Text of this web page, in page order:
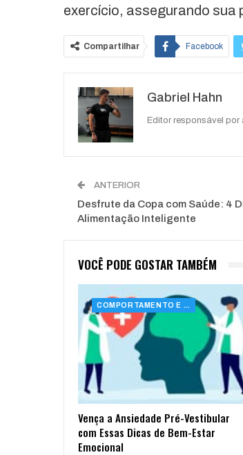
exercício, assegurando sua
Compartilhar Facebook
Gabriel Hahn
Editor responsável
ANTERIOR
Desfrute da Copa com Saúde: 4
Alimentação Inteligente
VOCÊ PODE GOSTAR TAMBÉM
COMPORTAMENTO E SAÚDE
Vença a Ansiedade Pré-Vestibular
com Essas Dicas de Bem-Estar
Emocional